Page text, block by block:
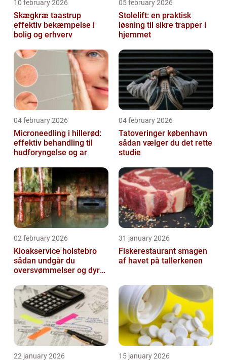
10 february 2026
Skægkræ taastrup
effektiv bekæmpelse i
bolig og erhverv
05 february 2026
Stolelift: en praktisk
løsning til sikre trapper i
hjemmet
04 february 2026
Microneedling i hillerød:
effektiv behandling til
hudforyngelse og ar
04 february 2026
Tatoveringer københavn
sådan vælger du det rette
studie
02 february 2026
Kloakservice holstebro
sådan undgår du
oversvømmelser og dyre
31 january 2026
Fiskerestaurant smagen
af havet på tallerkenen
22 january 2026 15 january 2026